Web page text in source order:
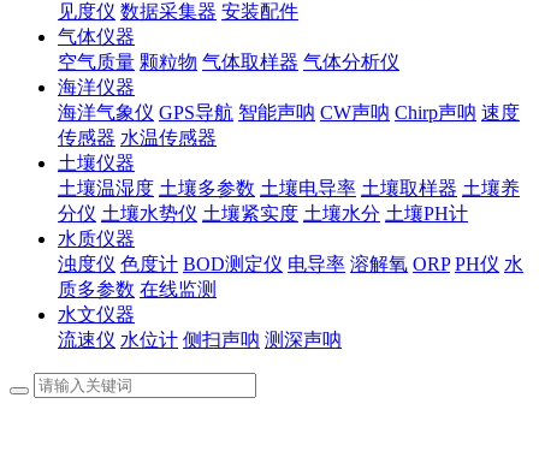
见度仪 数据采集器 安装配件
气体仪器
空气质量 颗粒物 气体取样器 气体分析仪
海洋仪器
海洋气象仪 GPS导航 智能声呐 CW声呐 Chirp声呐 速度
传感器 水温传感器
土壤仪器
土壤温湿度 土壤多参数 土壤电导率 土壤取样器 土壤养
分仪 土壤水势仪 土壤紧实度 土壤水分 土壤PH计
水质仪器
浊度仪 色度计 BOD测定仪 电导率 溶解氧 ORP PH仪 水
质多参数 在线监测
水文仪器
流速仪 水位计 侧扫声呐 测深声呐